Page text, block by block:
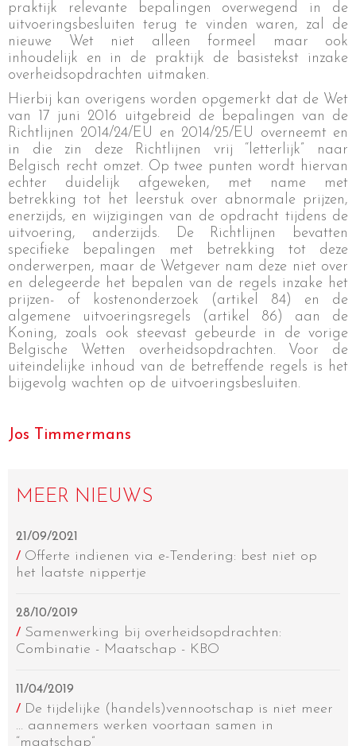
praktijk relevante bepalingen overwegend in de
uitvoeringsbesluiten terug te vinden waren, zal de
nieuwe Wet niet alleen formeel maar ook
inhoudelijk en in de praktijk de basistekst inzake
overheidsopdrachten uitmaken.
Hierbij kan overigens worden opgemerkt dat de Wet
van 17 juni 2016 uitgebreid de bepalingen van de
Richtlijnen 2014/24/EU en 2014/25/EU overneemt en
in die zin deze Richtlijnen vrij “letterlijk” naar
Belgisch recht omzet. Op twee punten wordt hiervan
echter duidelijk afgeweken, met name met
betrekking tot het leerstuk over abnormale prijzen,
enerzijds, en wijzigingen van de opdracht tijdens de
uitvoering, anderzijds. De Richtlijnen bevatten
specifieke bepalingen met betrekking tot deze
onderwerpen, maar de Wetgever nam deze niet over
en delegeerde het bepalen van de regels inzake het
prijzen- of kostenonderzoek (artikel 84) en de
algemene uitvoeringsregels (artikel 86) aan de
Koning, zoals ook steevast gebeurde in de vorige
Belgische Wetten overheidsopdrachten. Voor de
uiteindelijke inhoud van de betreffende regels is het
bijgevolg wachten op de uitvoeringsbesluiten.
Jos Timmermans
MEER NIEUWS
21/09/2021
/ Offerte indienen via e-Tendering: best niet op
het laatste nippertje
28/10/2019
/ Samenwerking bij overheidsopdrachten:
Combinatie - Maatschap - KBO
11/04/2019
/ De tijdelijke (handels)vennootschap is niet meer
… aannemers werken voortaan samen in
“maatschap”